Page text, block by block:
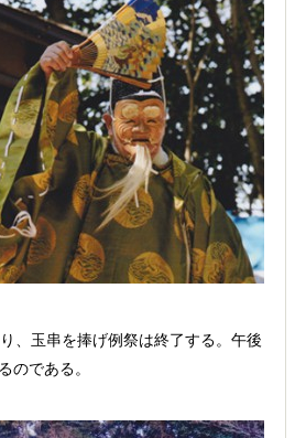
、玉串を捧げ例祭は終了する。午後
のである。